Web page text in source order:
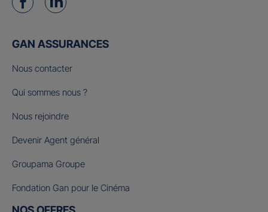
GAN ASSURANCES
Nous contacter
Qui sommes nous ?
Nous rejoindre
Devenir Agent général
Groupama Groupe
Fondation Gan pour le Cinéma